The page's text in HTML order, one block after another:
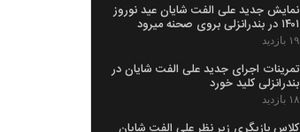
نمایش جدید علی الفت شایان عید نوروز
۱۴۰۱ در بندرانزلی بروی صحنه میرود
۱۹ بازدید
تمرینات اجرای جدید علی الفت شایان در
بندرانزلی کلید خورد
۱۸ بازدید